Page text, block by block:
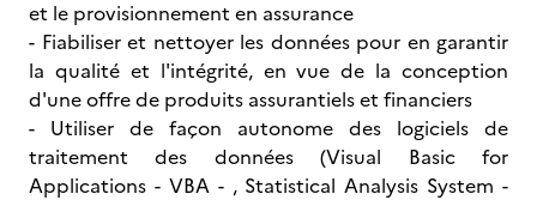
et le provisionnement en assurance
- Fiabiliser et nettoyer les données pour en garantir
la qualité et l'intégrité, en vue de la conception
d'une offre de produits assurantiels et financiers
- Utiliser de façon autonome des logiciels de
traitement des données (Visual Basic for
Applications - VBA - , Statistical Analysis System -